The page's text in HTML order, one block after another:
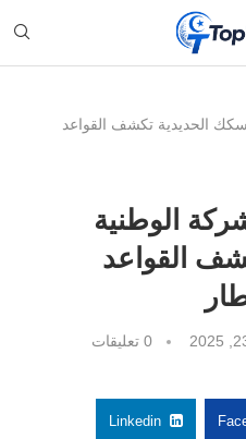
الحديدية تكشف القواعد
الوطنية
القواعد
0 تعليقات
Linkedin